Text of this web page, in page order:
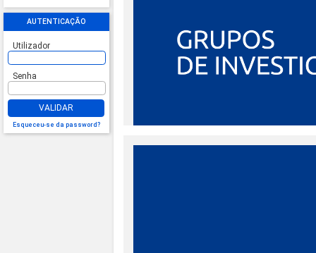
AUTENTICAÇÃO
Utilizador
Senha
VALIDAR
Esqueceu-se da password?